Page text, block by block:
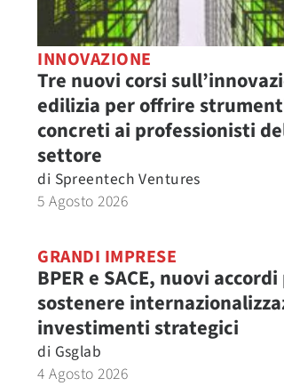
INNOVAZIONE
Tre nuovi corsi
edilizia per offrire
concreti ai professionisti
settore
di Spreentech Ventures
5 Agosto 2026
GRANDI IMPRESE
BPER e SACE, nuovi
sostenere
investimenti strategici
di Gsglab
4 Agosto 2026